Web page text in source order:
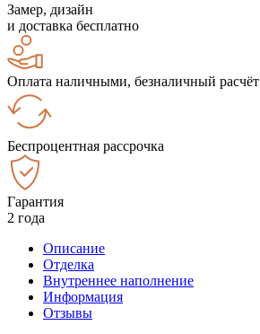
Замер, дизайн
и доставка бесплатно
Оплата наличными, безналичный расчёт
Беспроцентная рассрочка
Гарантия
2 года
Описание
Отделка
Внутреннее наполнение
Информация
Отзывы